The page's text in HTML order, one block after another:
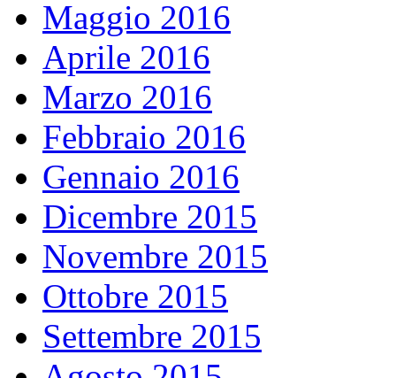
Maggio 2016
Aprile 2016
Marzo 2016
Febbraio 2016
Gennaio 2016
Dicembre 2015
Novembre 2015
Ottobre 2015
Settembre 2015